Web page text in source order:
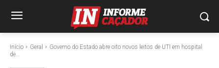
Início Geral
Governo do Estado abre oito novos leitos de UTI em hospital
de...